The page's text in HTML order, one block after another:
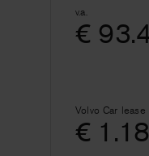
v.a.
€
Volvo Car
€